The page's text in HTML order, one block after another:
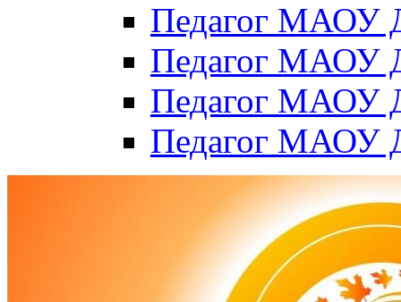
Педагог МАОУ
Педагог МАОУ
Педагог МАОУ
Педагог МАОУ